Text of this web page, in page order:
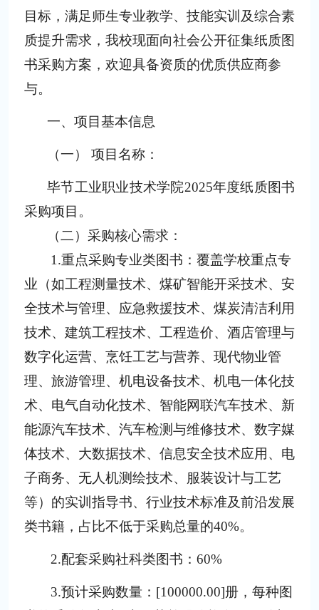
目标，满足师生专业教学、技能实训及综合素
质提升需求，我校现面向社会公开征集纸质图
书采购方案，欢迎具备资质的优质供应商参
与。
一、项目基本信息
（一） 项目名称：
毕节工业职业技术学院2025年度纸质图书
采购项目 。
（二） 采购核心需求：
1.重点采购专业类图书：覆盖学校重点专
业（如工程测量技术、 煤矿智能开采技术、 安
全技术与管理、 应急救援技术、 煤炭清洁利用
技术、 建筑工程技术、 工程造价、 酒店管理与
数字化运营、 烹饪工艺与营养、 现代物业管
理、 旅游管理、 机电设备技术、 机电一体化技
术、 电气自动化技术、 智能网联汽车技术、 新
能源汽车技术、 汽车检测与维修技术、 数字媒
体技术、 大数据技术、 信息安全技术应用 、 电
子商务、 无人机测绘技术、 服装设计与工艺
等）的实训指导书、行业技术标准及前沿发展
类书籍，占比不低于采购总量的40%。
2.配套采购社科类图书： 60%
3.预计采购数量： [100000.00]册， 每种图